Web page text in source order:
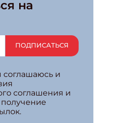
на
ПОДПИСАТЬСЯ
соглашаюсь и
соглашения и